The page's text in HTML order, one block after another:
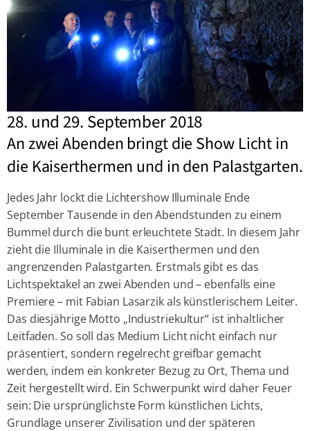
28. und 29. September 2018
An zwei Abenden bringt die Show Licht in
die Kaiserthermen und in den Palastgarten.
Jedes Jahr lockt die Lichtershow Illuminale Ende
September Tausende in den Abendstunden zu einem
Bummel durch die bunt erleuchtete Stadt. In diesem Jahr
zieht die Illuminale in die Kaiserthermen und den
angrenzenden Palastgarten. Erstmals gibt es das
Lichtspektakel an zwei Abenden und – ebenfalls eine
Premiere – mit Fabian Lasarzik als künstlerischem Leiter.
Das diesjährige Motto „Industriekultur“ ist inhaltlicher
Leitfaden. So soll das Medium Licht nicht einfach nur
präsentiert, sondern regelrecht greifbar gemacht
werden, indem ein konkreter Bezug zu Ort, Thema und
Zeit hergestellt wird. Ein Schwerpunkt wird daher Feuer
sein: Die ursprünglichste Form künstlichen Lichts,
Grundlage unserer Zivilisation und der späteren